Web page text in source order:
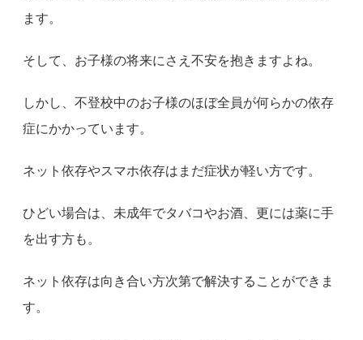
ます。
そして、お子様の将来にさえ不安を抱きますよね。
しかし、不登校中のお子様のほぼ全員が何らかの依存
症にかかっています。
ネット依存やスマホ依存はまだ症状が軽い方です。
ひどい場合は、未成年でタバコやお酒、更には薬に手
を出す方も。
ネット依存は向き合い方次第で解決することができま
す。